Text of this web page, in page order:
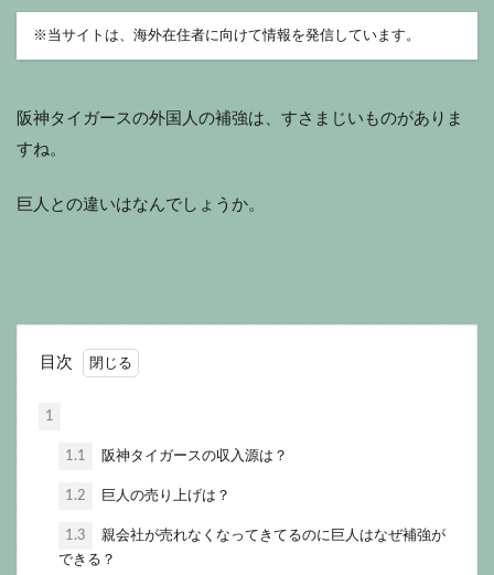
※ 当サイトは、海外在住者に向けて情報を発信しています。
阪神タイガースの外国人の補強は、すさまじいものがありま
すね。
巨人との違いはなんでしょうか。
目次
1
1.1 阪神タイガースの収入源は？
1.2 巨人の売り上げは？
1.3
親会社が売れなくなってきてるのに巨人はなぜ補強が
できる？